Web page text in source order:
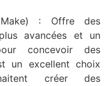
: Offre des
avancées et un
concevoir des
un excellent choix
créer des